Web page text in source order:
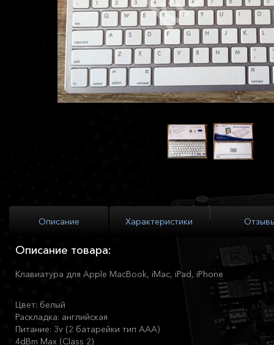
Описание Характеристики
Описание товара:
Клавиатура для Apple MacBook, iMac, iPad, iPhone
Цвет: белый
Раскладка: английская
Питание: 3v (2 батарейки тип ААА)
4dBm Max (Class 2)